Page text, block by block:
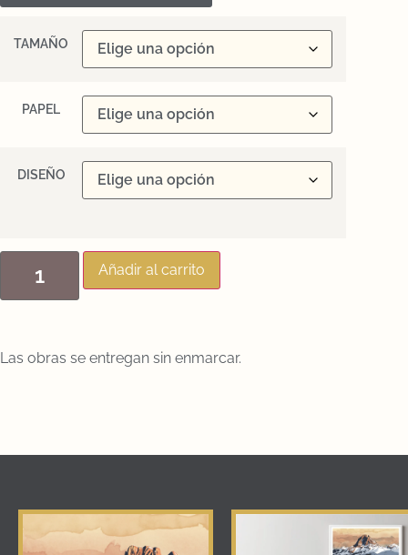
TAMAÑO
PAPEL
DISEÑO
Añadir al carrito
Las obras se entregan sin enmarcar.